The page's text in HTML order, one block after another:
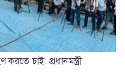
চাই: প্রধানমন্ত্রী